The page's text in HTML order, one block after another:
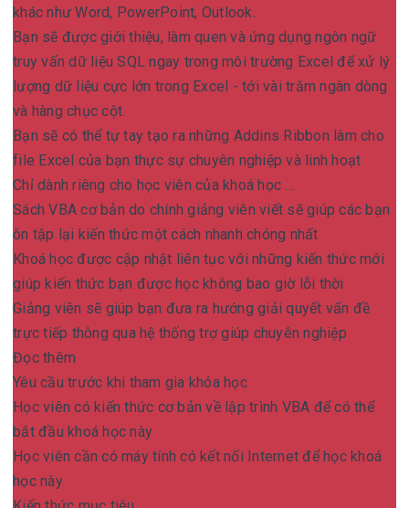
khác như Word, PowerPoint, Outlook.
Bạn sẽ được giới thiệu, làm quen và ứng dụng ngôn ngữ
truy vấn dữ liệu SQL ngay trong môi trường Excel để xử lý
lượng dữ liệu cực lớn trong Excel - tới vài trăm ngàn dòng
và hàng chục cột.
Bạn sẽ có thể tự tay tạo ra những Addins Ribbon làm cho
file Excel của bạn thực sự chuyên nghiệp và linh hoạt
Chỉ dành riêng cho học viên của khoá học ...
Sách VBA cơ bản do chính giảng viên viết sẽ giúp các bạn
ôn tập lại kiến thức một cách nhanh chóng nhất
Khoá học được cập nhật liên tục với những kiến thức mới
giúp kiến thức bạn được học không bao giờ lỗi thời
Giảng viên sẽ giúp bạn đưa ra hướng giải quyết vấn đề
trực tiếp thông qua hệ thống trợ giúp chuyên nghiệp
Đọc thêm
Yêu cầu trước khi tham gia khóa học
Học viên có kiến thức cơ bản về lập trình VBA để có thể
bắt đầu khoá học này
Học viên cần có máy tính có kết nối Internet để học khoá
học này